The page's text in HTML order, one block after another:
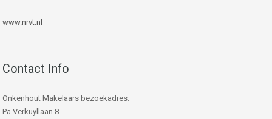
www.nrvt.nl
Contact Info
Onkenhout Makelaars bezoekadres:
Pa Verkuyllaan 8